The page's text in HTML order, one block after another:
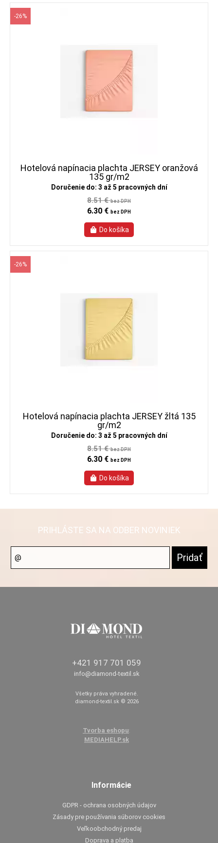
-26%
Hotelová napínacia plachta JERSEY oranžová
135 gr/m2
Doručenie do: 3 až 5 pracovných dní
8.51 €bez DPH
6.30 € bez DPH
-26%
Hotelová napínacia plachta JERSEY žltá 135
gr/m2
Doručenie do: 3 až 5 pracovných dní
8.51 €bez DPH
6.30 € bez DPH
PRIHLÁSTE SA NA ODBER NOVINIEK
+421 917 701 059
info@diamond-textil.sk
Všetky práva vyhradené.
diamond-textil.sk © 2026
Tvorba eshopu:
MEDIAHELP.sk
Informácie
GDPR - ochrana osobných údajov
Zásady pre používania súborov cookies
Veľkoobchodný predaj
Doprava a platba